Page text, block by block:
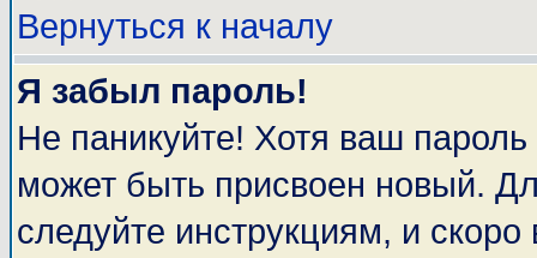
Вернуться к началу
Я забыл пароль!
Не паникуйте! Хотя ваш
может быть присвоен новый.
следуйте инструкциям, и